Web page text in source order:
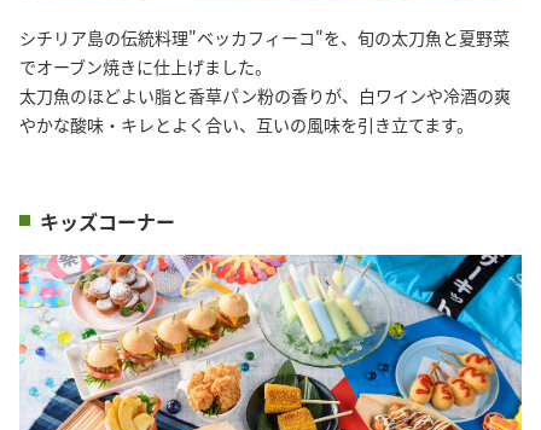
シチリア島の伝統料理"ベッカフィーコ"を、旬の太刀魚と夏野菜
でオーブン焼きに仕上げました。
太刀魚のほどよい脂と香草パン粉の香りが、白ワインや冷酒の爽
やかな酸味・キレとよく合い、互いの風味を引き立てます。
キッズコーナー